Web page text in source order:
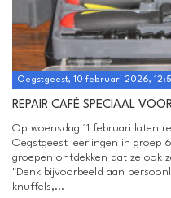
Oegstgeest, 10 februari 2026,
REPAIR CAFÉ SPECIAAL
Op woensdag 11 februari laten
Oegstgeest leerlingen in groep
groepen ontdekken dat ze ook
"Denk bijvoorbeeld aan
knuffels,...